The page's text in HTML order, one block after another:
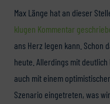
Max Länge hat an dieser
klugen Kommentar
ans Herz legen kann. Schon
heute. Allerdings mit
auch mit einem
Szenario eingetreten, was